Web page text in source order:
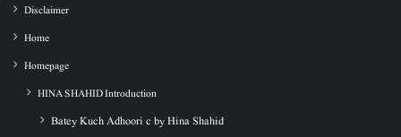
Disclaimer
Home
Homepage
HINA SHAHID Introduction
Batey Kuch Adhoori c by Hina Shahid